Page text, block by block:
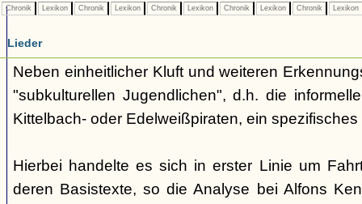
Chronik Lexikon Chronik Lexikon Chronik Lexikon Chronik Lexikon Chronik Lexikon
Lieder
Neben einheitlicher Kluft und weiteren
"subkulturellen Jugendlichen", d.h. die
Kittelbach- oder Edelweißpiraten, ein
Hierbei handelte es sich in erster Linie um
deren Basistexte, so die Analyse bei Alfons